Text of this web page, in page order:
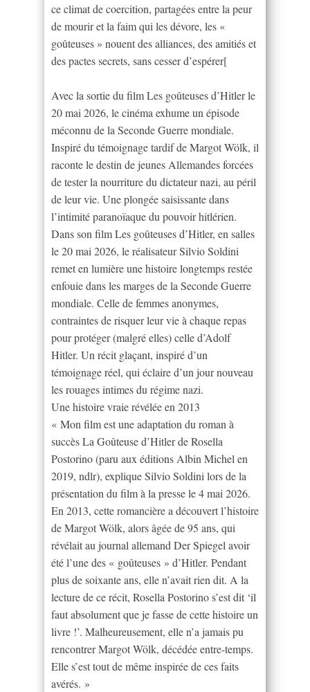
ce climat de coercition, partagées entre la peur
de mourir et la faim qui les dévore, les «
goûteuses » nouent des alliances, des amitiés et
des pactes secrets, sans cesser d’espérer[
Avec la sortie du film Les goûteuses d’Hitler le
20 mai 2026, le cinéma exhume un épisode
méconnu de la Seconde Guerre mondiale.
Inspiré du témoignage tardif de Margot Wölk, il
raconte le destin de jeunes Allemandes forcées
de tester la nourriture du dictateur nazi, au péril
de leur vie. Une plongée saisissante dans
l’intimité paranoïaque du pouvoir hitlérien.
Dans son film Les goûteuses d’Hitler, en salles
le 20 mai 2026, le réalisateur Silvio Soldini
remet en lumière une histoire longtemps restée
enfouie dans les marges de la Seconde Guerre
mondiale. Celle de femmes anonymes,
contraintes de risquer leur vie à chaque repas
pour protéger (malgré elles) celle d’Adolf
Hitler. Un récit glaçant, inspiré d’un
témoignage réel, qui éclaire d’un jour nouveau
les rouages intimes du régime nazi.
Une histoire vraie révélée en 2013
« Mon film est une adaptation du roman à
succès La Goûteuse d’Hitler de Rosella
Postorino (paru aux éditions Albin Michel en
2019, ndlr), explique Silvio Soldini lors de la
présentation du film à la presse le 4 mai 2026.
En 2013, cette romancière a découvert l’histoire
de Margot Wölk, alors âgée de 95 ans, qui
révélait au journal allemand Der Spiegel avoir
été l’une des « goûteuses » d’Hitler. Pendant
plus de soixante ans, elle n’avait rien dit. A la
lecture de ce récit, Rosella Postorino s’est dit ‘il
faut absolument que je fasse de cette histoire un
livre !’. Malheureusement, elle n’a jamais pu
rencontrer Margot Wölk, décédée entre-temps.
Elle s’est tout de même inspirée de ces faits
avérés. »